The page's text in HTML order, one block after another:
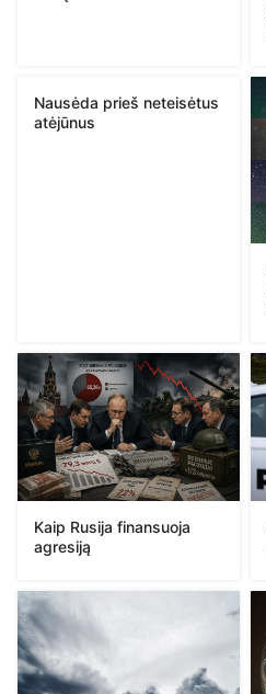
Nausėda prieš neteisėtus
atėjūnus
Kaip Rusija finansuoja
agresiją